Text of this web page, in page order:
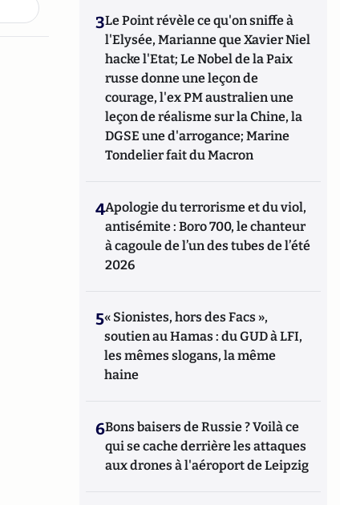
3Le Point révèle ce qu'on sniffe à
l'Elysée, Marianne que Xavier Niel
hacke l'Etat; Le Nobel de la Paix
russe donne une leçon de
courage, l'ex PM australien une
leçon de réalisme sur la Chine, la
DGSE une d'arrogance; Marine
Tondelier fait du Macron
4Apologie du terrorisme et du viol,
antisémite : Boro 700, le chanteur
à cagoule de l’un des tubes de l’été
2026
5« Sionistes, hors des Facs »,
soutien au Hamas : du GUD à LFI,
les mêmes slogans, la même
haine
6Bons baisers de Russie ? Voilà ce
qui se cache derrière les attaques
aux drones à l'aéroport de Leipzig